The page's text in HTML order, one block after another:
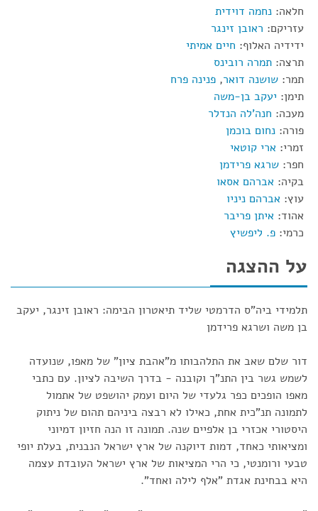
חלאה: נחמה דוידית
עזריקם: ראובן זינגר
ידידיה האלוף: חיים אמיתי
תרצה: תמרה רובינס
תמר: שושנה דואר, פנינה פרח
תימן: יעקב בן-משה
מעכה: חנה'לה הנדלר
פורה: נחום בוכמן
זמרי: ארי קוטאי
חפר: שרגא פרידמן
בקיה: אברהם אסאו
עוץ: אברהם ניניו
אהוד: איתן פריבר
כרמי: פ. ליפשיץ
על ההצגה
תלמידי ביה"ס הדרמטי שליד תיאטרון הבימה: ראובן זינגר, יעקב
בן משה ושרגא פרידמן
דור שלם שאב את התלהבותו מ"אהבת ציון" של מאפו, שנועדה
לשמש גשר בין התנ"ך וקובנה - בדרך השיבה לציון. עם כתבי
מאפו הופכים כפר גלעדי של היום ועמק יהושפט של אתמול
לתמונה תנ"כית אחת, כאילו לא רבצה ביניהם תהום של ניתוק
היסטורי אכזרי בן אלפיים שנה. תמונה זו הנה חזיון דמיוני
ומציאותי כאחד, דמות דיוקנה של ארץ ישראל הנבנית, בעלת יופי
טבעי ורומנטי, כי הרי המציאות של ארץ ישראל העובדת עצמה
היא בבחינת אגדת "אלף לילה ואחד".